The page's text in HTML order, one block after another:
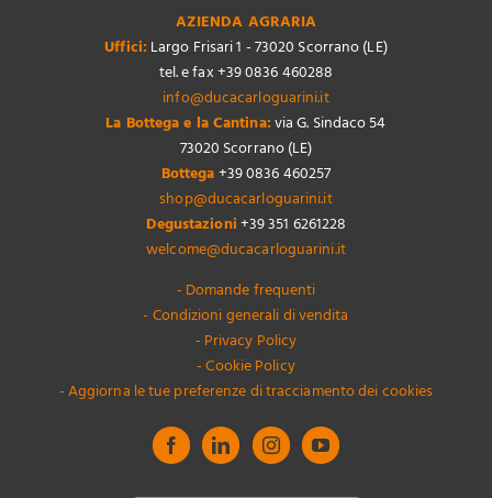
AZIENDA AGRARIA
Uffici: Largo Frisari 1 - 73020 Scorrano (LE)
tel. e fax +39 0836 460288
info@ducacarloguarini.it
La Bottega e la Cantina:via G. Sindaco 54
73020 Scorrano (LE)
Bottega+39 0836 460257
shop@ducacarloguarini.it
Degustazioni+39 351 6261228
welcome@ducacarloguarini.it
- Domande frequenti
- Condizioni generali di vendita
- Privacy Policy
- Cookie Policy
- Aggiorna le tue preferenze di tracciamento dei cookies